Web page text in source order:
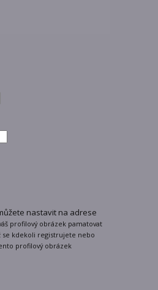
nastavit na adrese
profilový obrázek pamatovat
se kdekoli registrujete nebo
profilový obrázek